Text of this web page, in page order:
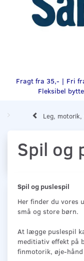
Fragt fra 35,- | Fri
Fleksibel
Leg, motorik,
Spil og
Spil og puslespil
Her finder du vores
små og store børn.
At lægge puslespil
meditiativ effekt på
finmotorik, øje-